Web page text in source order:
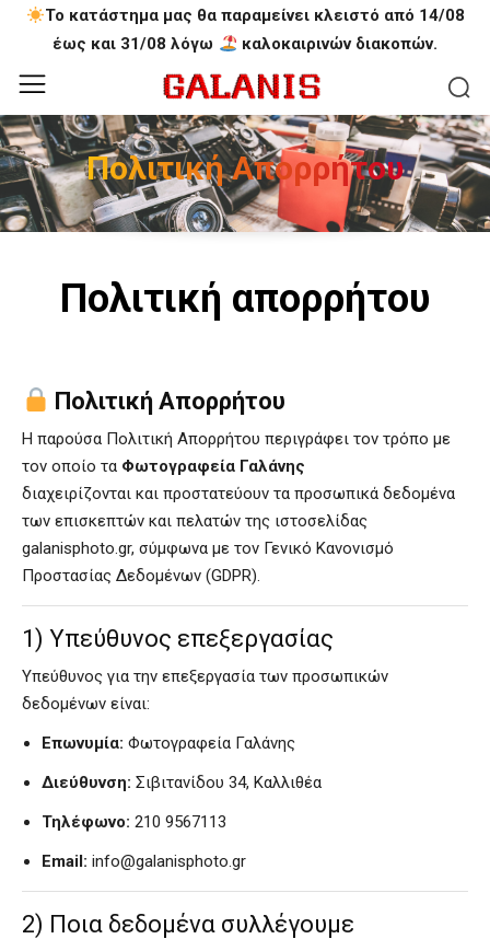
Το κατάστημα μας θα παραμείνει κλειστό από 14/08
έως και 31/08 λόγω
καλοκαιρινών διακοπών.
Πολιτική Απορρήτου
Πολιτική απορρήτου
Πολιτική Απορρήτου
Η παρούσα Πολιτική Απορρήτου περιγράφει τον τρόπο με
τον οποίο τα Φωτογραφεία Γαλάνης
διαχειρίζονται και προστατεύουν τα προσωπικά δεδομένα
των επισκεπτών και πελατών της ιστοσελίδας
galanisphoto.gr, σύμφωνα με τον Γενικό Κανονισμό
Προστασίας Δεδομένων (GDPR).
1) Υπεύθυνος επεξεργασίας
Υπεύθυνος για την επεξεργασία των προσωπικών
δεδομένων είναι:
Επωνυμία: Φωτογραφεία Γαλάνης
Διεύθυνση: Σιβιτανίδου 34, Καλλιθέα
Τηλέφωνο: 210 9567113
Email: info@galanisphoto.gr
2) Ποια δεδομένα συλλέγουμε